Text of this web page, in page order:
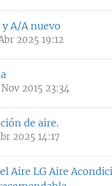
A/A nuevo
2025 19:12
Nov 2015 23:34
de aire.
2025 14:17
Aire LG Aire